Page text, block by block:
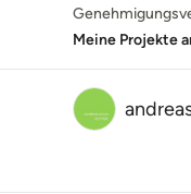
Meine Projekte